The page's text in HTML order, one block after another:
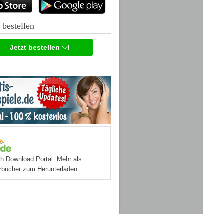
Jetzt bestellen
Download Portal. Mehr als
zum Herunterladen.